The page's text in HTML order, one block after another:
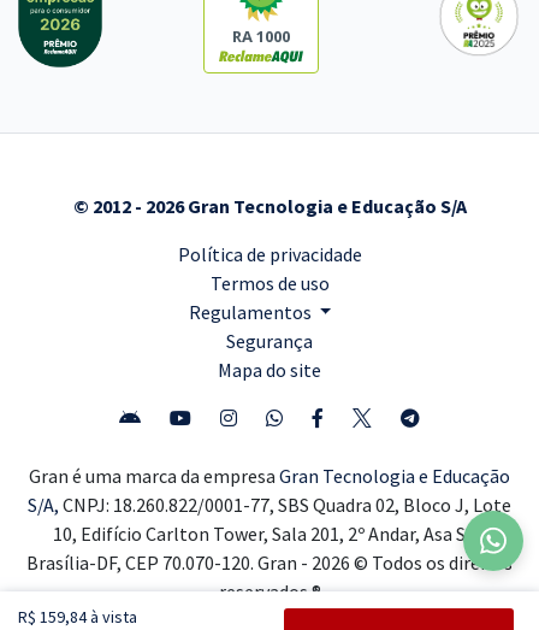
R$ 159,84 à vista
RA 1000
© 2012 - 2026 Gran Tecnologia e Educação S/A
Política de privacidade
Termos de uso
Regulamentos
Segurança
Mapa do site
Gran é uma marca da empresa Gran Tecnologia e Educação
S/A, CNPJ: 18.260.822/0001-77, SBS Quadra 02, Bloco J, Lote
10, Edifício Carlton Tower, Sala 201, 2º Andar, Asa Sul,
Brasília-DF, CEP 70.070-120. Gran - 2026 © Todos os direitos
reservados ®